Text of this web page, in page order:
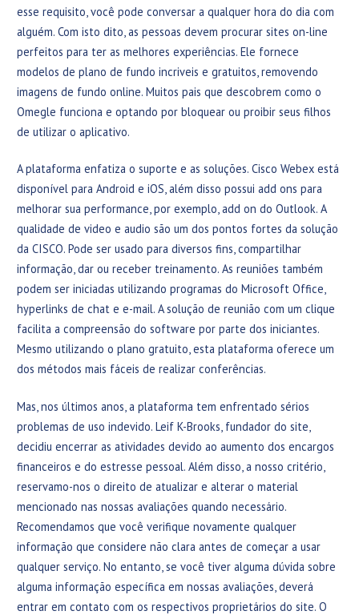
esse requisito, você pode conversar a qualquer hora do dia com
alguém. Com isto dito, as pessoas devem procurar sites on-line
perfeitos para ter as melhores experiências. Ele fornece
modelos de plano de fundo incriveis e gratuitos, removendo
imagens de fundo online. Muitos pais que descobrem como o
Omegle funciona e optando por bloquear ou proibir seus filhos
de utilizar o aplicativo.
A plataforma enfatiza o suporte e as soluções. Cisco Webex está
disponível para Android e iOS, além disso possui add ons para
melhorar sua performance, por exemplo, add on do Outlook. A
qualidade de video e audio são um dos pontos fortes da solução
da CISCO. Pode ser usado para diversos fins, compartilhar
informação, dar ou receber treinamento. As reuniões também
podem ser iniciadas utilizando programas do Microsoft Office,
hyperlinks de chat e e-mail. A solução de reunião com um clique
facilita a compreensão do software por parte dos iniciantes.
Mesmo utilizando o plano gratuito, esta plataforma oferece um
dos métodos mais fáceis de realizar conferências.
Mas, nos últimos anos, a plataforma tem enfrentado sérios
problemas de uso indevido. Leif K-Brooks, fundador do site,
decidiu encerrar as atividades devido ao aumento dos encargos
financeiros e do estresse pessoal. Além disso, a nosso critério,
reservamo-nos o direito de atualizar e alterar o material
mencionado nas nossas avaliações quando necessário.
Recomendamos que você verifique novamente qualquer
informação que considere não clara antes de começar a usar
qualquer serviço. No entanto, se você tiver alguma dúvida sobre
alguma informação específica em nossas avaliações, deverá
entrar em contato com os respectivos proprietários do site. O